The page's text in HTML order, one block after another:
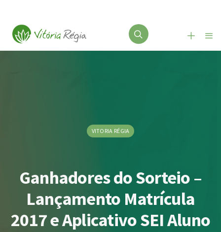
VITORIA RÉGIA
Ganhadores do Sorteio –
Lançamento Matrícula
2017 e Aplicativo SEI Aluno